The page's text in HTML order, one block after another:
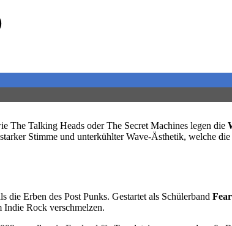
The Talking Heads oder The Secret Machines legen die
Stimme und unterkühlter Wave-Ästhetik, welche
die Erben des Post Punks. Gestartet als Schülerband
Indie Rock verschmelzen.